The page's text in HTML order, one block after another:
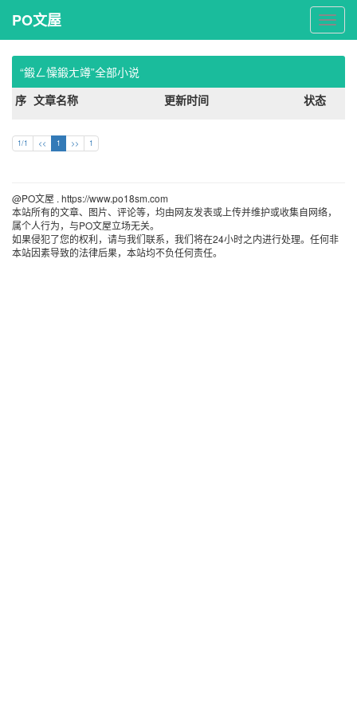
PO
文
屋
PO文屋
“鍛ㄥ懆鍛ㄤ竴”全部小说
序 文章名称 更新时间 状态
1/1 << 1 >> 1
@PO文屋 . https://www.po18sm.com
本站所有的文章、图片、评论等，均由网友发表或上传并维护或收集自网络，
属个人行为，与PO文屋立场无关。
如果侵犯了您的权利，请与我们联系，我们将在24小时之内进行处理。任何非
本站因素导致的法律后果，本站均不负任何责任。